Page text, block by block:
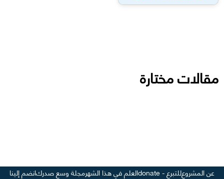
مقالات مختارة
عن المشروعللتبرع - donate العلم في هذا الشهرمجلة وسع صدركانضم إلينا